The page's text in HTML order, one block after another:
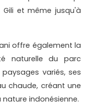
et même jusqu'à
offre également la
naturelle du parc
variés, ses
chaude, créant une
indonésienne.